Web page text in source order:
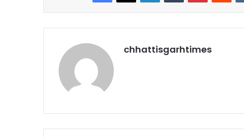
chhattisgarhtimes